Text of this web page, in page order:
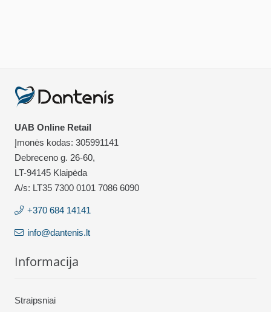
UAB Online Retail
Įmonės kodas: 305991141
Debreceno g. 26-60,
LT-94145 Klaipėda
A/s: LT35 7300 0101 7086 6090
+370 684 14141
info@dantenis.lt
Informacija
Straipsniai